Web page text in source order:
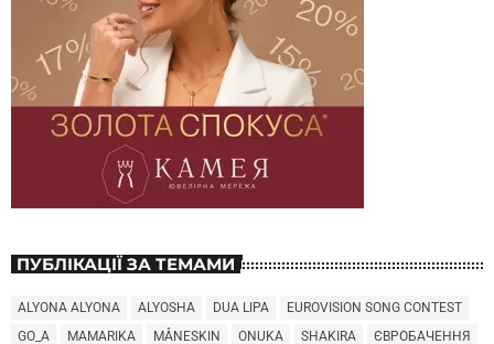
ПУБЛІКАЦІЇ ЗА ТЕМАМИ
ALYONA ALYONA ALYOSHA DUA LIPA
EUROVISION SONG CONTEST
GO_A
MAMARIKA MÅNESKIN ONUKA SHAKIRA
ЄВРОБАЧЕННЯ